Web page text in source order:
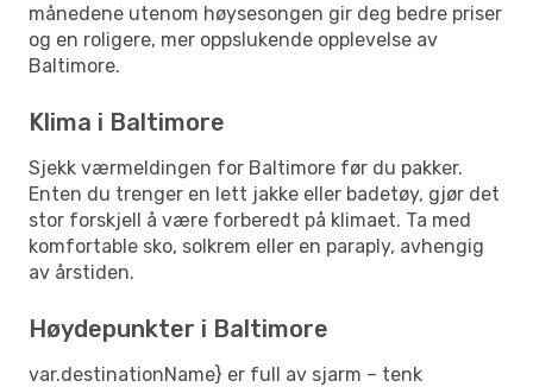
månedene utenom høysesongen gir deg bedre priser
og en roligere, mer oppslukende opplevelse av
Baltimore.
Klima i Baltimore
Sjekk værmeldingen for Baltimore før du pakker.
Enten du trenger en lett jakke eller badetøy, gjør det
stor forskjell å være forberedt på klimaet. Ta med
komfortable sko, solkrem eller en paraply, avhengig
av årstiden.
Høydepunkter i Baltimore
var.destinationName} er full av sjarm – tenk